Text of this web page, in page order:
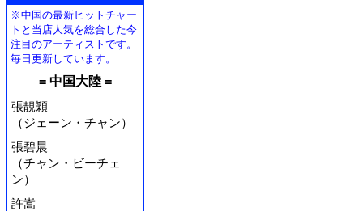
※中国の最新ヒットチャー
トと当店人気を総合した今
注目のアーティストです。
毎日更新しています。
= 中国大陸 =
張靚穎
（ジェーン・チャン）
張碧晨
（チャン・ビーチェ
ン）
許嵩